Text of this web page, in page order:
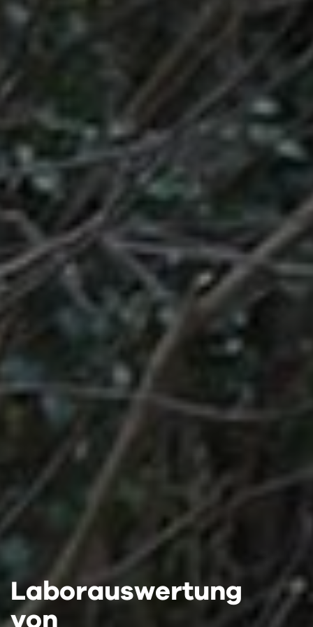
Laborauswertung
von
Laborauswertung
von
Laborauswertung
von